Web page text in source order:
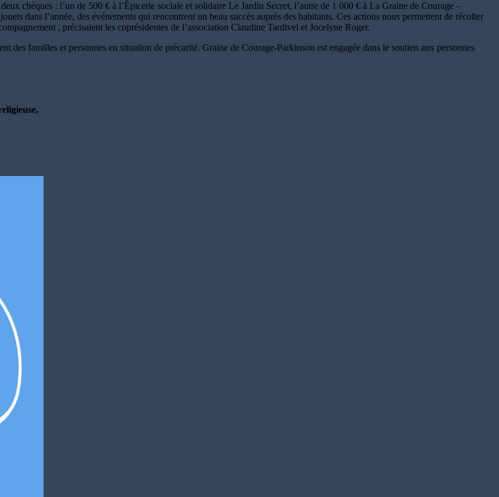
chèques : l’un de 500 € à l’Épicerie sociale et solidaire Le Jardin Secret, l’autre de 1 000 € à La Graine de Courage –
dans l’année, des événements qui rencontrent un beau succès auprès des habitants. Ces actions nous permettent de récolter
, précisaient les coprésidentes de l’association Claudine Tardivel et Jocelyne Roger.
des familles et personnes en situation de précarité. Graine de Courage-Parkinson est engagée dans le soutien aux personnes